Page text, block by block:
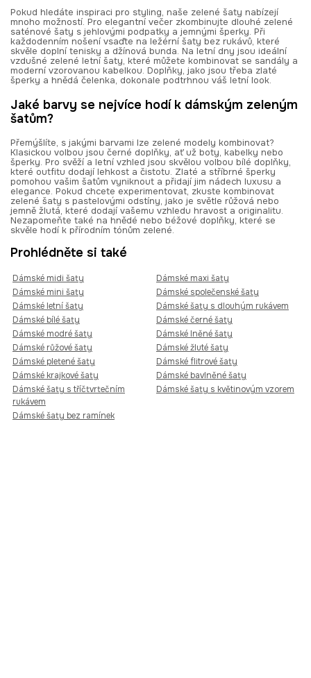
Pokud hledáte inspiraci pro styling, naše zelené šaty nabízejí
mnoho možností. Pro elegantní večer zkombinujte dlouhé zelené
saténové šaty s jehlovými podpatky a jemnými šperky. Při
každodenním nošení vsaďte na ležérní šaty bez rukávů, které
skvěle doplní tenisky a džínová bunda. Na letní dny jsou ideální
vzdušné zelené letní šaty, které můžete kombinovat se sandály a
moderní vzorovanou kabelkou. Doplňky, jako jsou třeba zlaté
šperky a hnědá čelenka, dokonale podtrhnou váš letní look.
Jaké barvy se nejvíce hodí k dámským zeleným
šatům?
Přemýšlíte, s jakými barvami lze zelené modely kombinovat?
Klasickou volbou jsou černé doplňky, ať už boty, kabelky nebo
šperky. Pro svěží a letní vzhled jsou skvělou volbou bílé doplňky,
které outfitu dodají lehkost a čistotu. Zlaté a stříbrné šperky
pomohou vašim šatům vyniknout a přidají jim nádech luxusu a
elegance. Pokud chcete experimentovat, zkuste kombinovat
zelené šaty s pastelovými odstíny, jako je světle růžová nebo
jemně žlutá, které dodají vašemu vzhledu hravost a originalitu.
Nezapomeňte také na hnědé nebo béžové doplňky, které se
skvěle hodí k přírodním tónům zelené.
Prohlédněte si také
Dámské midi šaty
Dámské maxi šaty
Dámské mini šaty
Dámské společenské šaty
Dámské letní šaty
Dámské šaty s dlouhým rukávem
Dámské bílé šaty
Dámské černé šaty
Dámské modré šaty
Dámské lněné šaty
Dámské růžové šaty
Dámské žluté šaty
Dámské pletené šaty
Dámské flitrové šaty
Dámské krajkové šaty
Dámské bavlněné šaty
Dámské šaty s tříčtvrtečním
rukávem
Dámské šaty s květinovým vzorem
Dámské šaty bez ramínek